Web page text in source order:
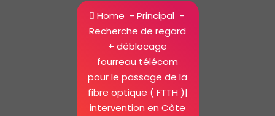
Home - Principal-
Recherche de regard
+ déblocage
fourreau télécom
pour le passage de la
fibre optique ( FTTH )|
intervention en Côte